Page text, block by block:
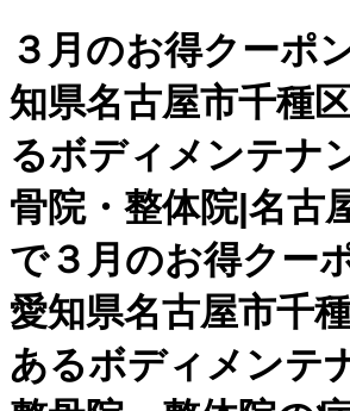
３月のお得クー
知県名古屋市千種
るボディメンテナ
骨院・整体院|名古
で３月のお得クー
愛知県名古屋市千
あるボディメンテ